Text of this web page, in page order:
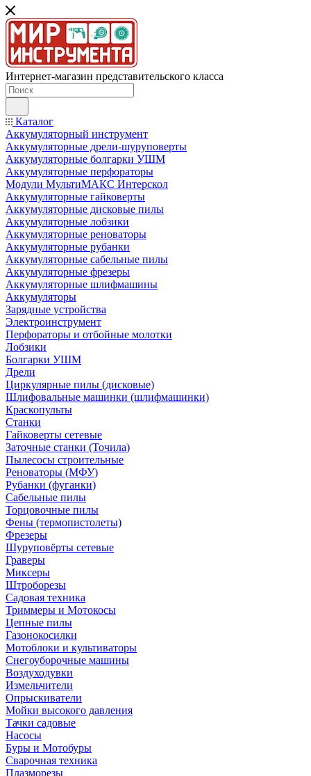
Интернет-магазин представительского класса
Каталог
Аккумуляторный инструмент
Аккумуляторные дрели-шуруповерты
Аккумуляторные болгарки УШМ
Аккумуляторные перфораторы
Модули МультиМАКС Интерскол
Аккумуляторные гайковерты
Аккумуляторные дисковые пилы
Аккумуляторные лобзики
Аккумуляторные реноваторы
Аккумуляторные рубанки
Аккумуляторные сабельные пилы
Аккумуляторные фрезеры
Аккумуляторные шлифмашины
Аккумуляторы
Зарядные устройства
Электроинструмент
Перфораторы и отбойные молотки
Лобзики
Болгарки УШМ
Дрели
Циркулярные пилы (дисковые)
Шлифовальные машинки (шлифмашинки)
Краскопульты
Станки
Гайковерты сетевые
Заточные станки (Точила)
Пылесосы строительные
Реноваторы (МФУ)
Рубанки (фуганки)
Сабельные пилы
Торцовочные пилы
Фены (термопистолеты)
Фрезеры
Шуруповёрты сетевые
Граверы
Миксеры
Штроборезы
Садовая техника
Триммеры и Мотокосы
Цепные пилы
Газонокосилки
Мотоблоки и культиваторы
Снегоуборочные машины
Воздуходувки
Измельчители
Опрыскиватели
Мойки высокого давления
Тачки садовые
Насосы
Буры и Мотобуры
Сварочная техника
Плазморезы